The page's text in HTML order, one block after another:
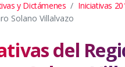
y Dictámenes
Iniciativas
Solano Villalvazo
del